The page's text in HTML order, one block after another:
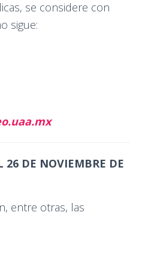
se considere con
sigue:
26 DE NOVIEMBRE DE
entre otras, las